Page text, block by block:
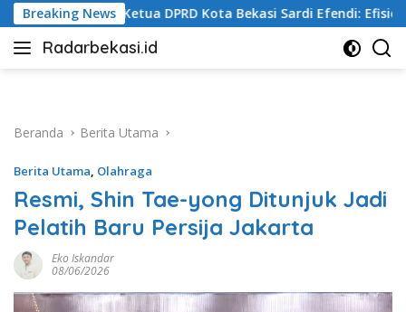
Langsung
ke
konten
Breaking News
Sardi Efendi: Efisiensi Anggaran Jangan Ganggu
Radarbekasi.id
Berita
Beranda
Berita Utama
Berita Utama, Olahraga
Resmi, Shin Tae-yong Ditunjuk Jadi
Pelatih Baru Persija Jakarta
Eko Iskandar
08/06/2026